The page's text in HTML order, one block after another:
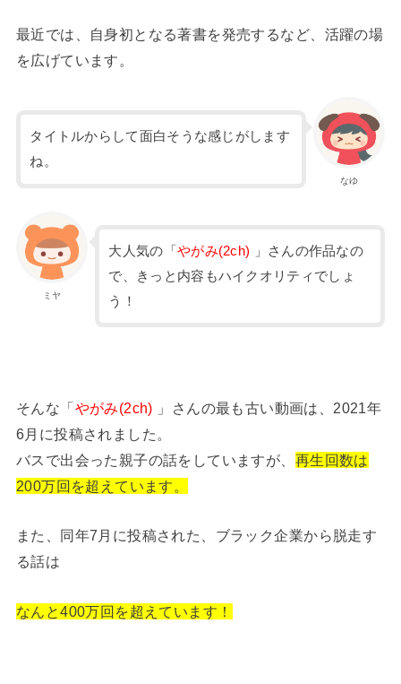
最近では、自身初となる著書を発売するなど、活躍の場
を広げています。
なゆ
タイトルからして面白そうな感じがします
ね。
ミヤ
大人気の「 やがみ(2ch) 」さんの作品なの
で、きっと内容もハイクオリティでしょ
う！
そんな「やがみ(2ch) 」さんの最も古い動画は、2021年
6月に投稿されました。
バスで出会った親子の話をしていますが、 再生回数は
200万回を超えています。
また、同年7月に投稿された、ブラック企業から脱走す
る話は
なんと400万回を超えています！